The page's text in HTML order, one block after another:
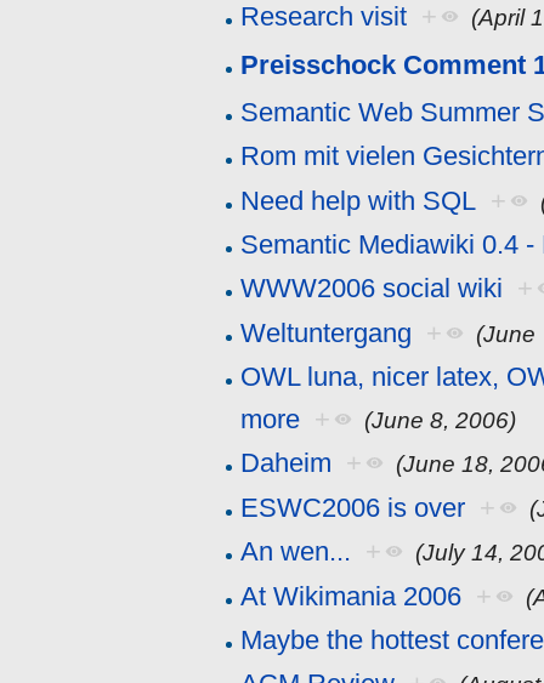
Research visit + (April
Preisschock Comment
Semantic Web Summer
Rom mit vielen
Need help with SQL +
Semantic Mediawiki 0.4
WWW2006 social wiki +
Weltuntergang + (June
OWL luna, nicer latex,
more + (June 8, 2006)
Daheim + (June 18,
ESWC2006 is over +
An wen... + (July 14,
At Wikimania 2006 +
Maybe the hottest